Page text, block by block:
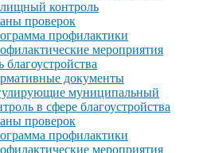
контроль
проверок
профилактики
мероприятия
благоустройства
документы
муниципальный
в сфере благоустройства
проверок
профилактики
мероприятия